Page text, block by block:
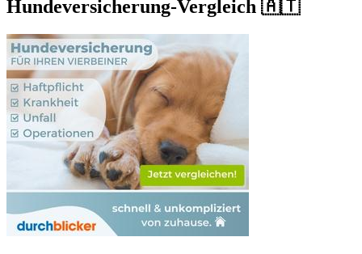
Hundeversicherung-Vergleich 🇦🇹